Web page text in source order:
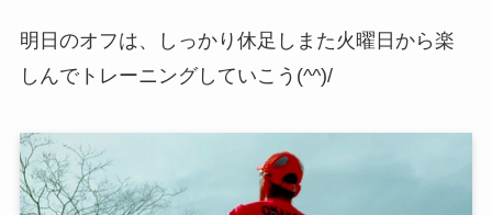
明日のオフは、しっかり休足しまた火曜日から楽
しんでトレーニングしていこう(^^)/